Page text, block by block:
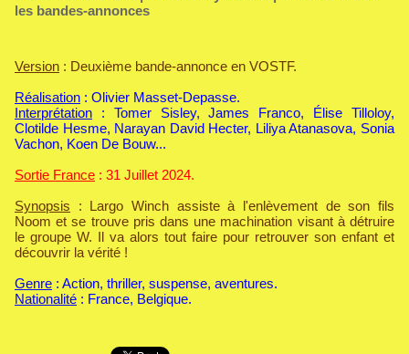
les bandes-annonces
Version : Deuxième bande-annonce en VOSTF.
Réalisation : Olivier Masset-Depasse.
Interprétation : Tomer Sisley, James Franco, Élise Tilloloy,
Clotilde Hesme, Narayan David Hecter, Liliya Atanasova, Sonia
Vachon, Koen De Bouw...
Sortie France : 31 Juillet 2024.
Synopsis : Largo Winch assiste à l'enlèvement de son fils
Noom et se trouve pris dans une machination visant à détruire
le groupe W. Il va alors tout faire pour retrouver son enfant et
découvrir la vérité !
Genre : Action, thriller, suspense, aventures.
Nationalité : France, Belgique.